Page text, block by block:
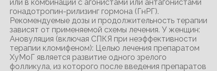
или в комбинации с агонистами или антагонистами
гонадотропин-рилизинг гормона (ГнРГ).
Рекомендуемые дозы и продолжительность терапии
зависят от применяемой схемы лечения. У женщин:
Ановуляция (включая СПКЯ при неэффективности
терапии кломифеном): Целью лечения препаратом
ХуМоГ является развитие одного зрелого
фолликула, из которого после введения препаратов